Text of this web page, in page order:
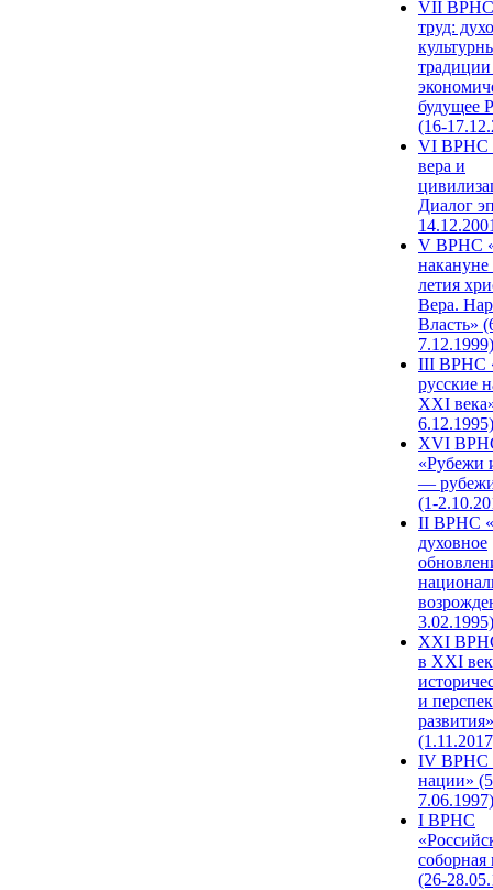
VII ВРНС
труд:
будущее
(16-
VI ВРНС
вера и
Диалог
V ВРНС
накануне
летия
Вера.
Власть»
7.12.1999)
III ВРНС
русские
XXI
6.12.1995)
XVI
«Рубежи
—
(1-
II ВРНС
духовное
3.02.1995)
XХI
в XXI
и
развития»
IV ВРНС
нации»
7.06.1997)
I ВРНС
(26-